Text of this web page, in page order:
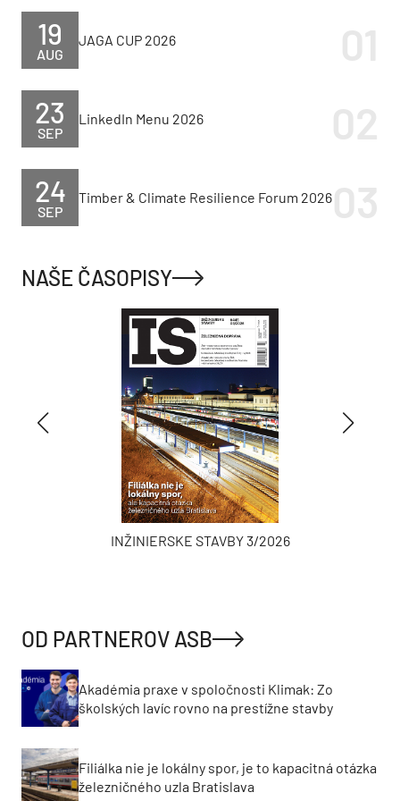
AUG
19 JAGA CUP 2026
SEP
23 LinkedIn Menu 2026
SEP
24 Timber & Climate Resilience Forum 2026
NAŠE ČASOPISY
INŽINIERSKE STAVBY 3/2026
OD PARTNEROV ASB
Akadémia praxe v spoločnosti Klimak: Zo
školských lavíc rovno na prestížne stavby
Filiálka nie je lokálny spor, je to kapacitná otázka
železničného uzla Bratislava